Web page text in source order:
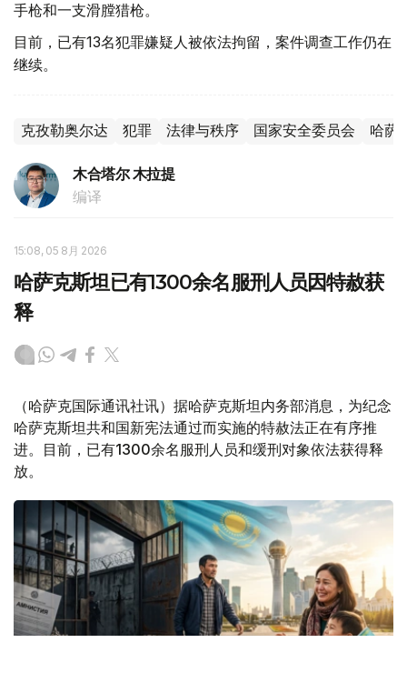
手枪和一支滑膛猎枪。
目前，已有13名犯罪嫌疑人被依法拘留，案件调查工作仍在
继续。
克孜勒奥尔达 犯罪 法律与秩序 国家安全委员会 哈萨
木合塔尔 木拉提
编译
15:08, 05 8月 2026
哈萨克斯坦已有1300余名服刑人员因特赦获
释
（哈萨克国际通讯社讯）据哈萨克斯坦内务部消息，为纪念
哈萨克斯坦共和国新宪法通过而实施的特赦法正在有序推
进。目前，已有1300余名服刑人员和缓刑对象依法获得释
放。